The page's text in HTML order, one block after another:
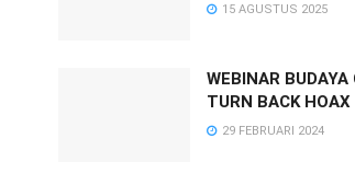
15 AGUSTUS 2025
WEBINAR BUDAYA
TURN BACK HOAX
29 FEBRUARI 2024